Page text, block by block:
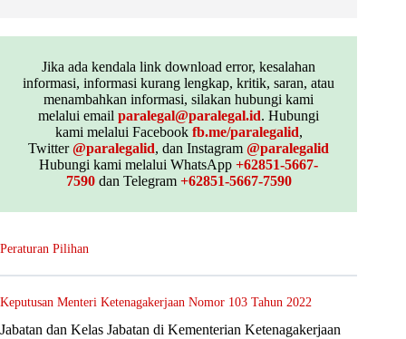
Jika ada kendala link download error, kesalahan
informasi, informasi kurang lengkap, kritik, saran, atau
menambahkan informasi, silakan hubungi kami
melalui emailparalegal@paralegal.id. Hubungi
kami melalui Facebook fb.me/paralegalid,
Twitter@paralegalid, dan Instagram@paralegalid
Hubungi kami melalui WhatsApp+62851-5667-
7590dan Telegram +62851-5667-7590
Peraturan Pilihan
Keputusan Menteri Ketenagakerjaan Nomor 103 Tahun 2022
Jabatan dan Kelas Jabatan di Kementerian Ketenagakerjaan